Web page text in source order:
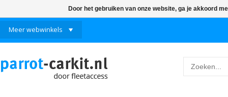
Meer webwinkels
Door het gebruiken van onze website, ga je akkoord